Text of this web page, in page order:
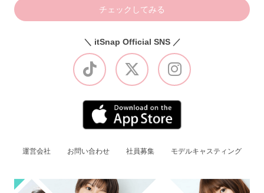
チェックしてみる
＼ itSnap Official SNS ／
運営会社 お問い合わせ 社員募集 モデルキャスティング